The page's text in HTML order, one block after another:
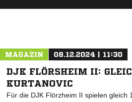
MAGAZIN 08.12.2024 | 11:30
DJK FLÖRSHEIM II:
KURTANOVIC
Für die DJK Flörzheim II spielen gleich